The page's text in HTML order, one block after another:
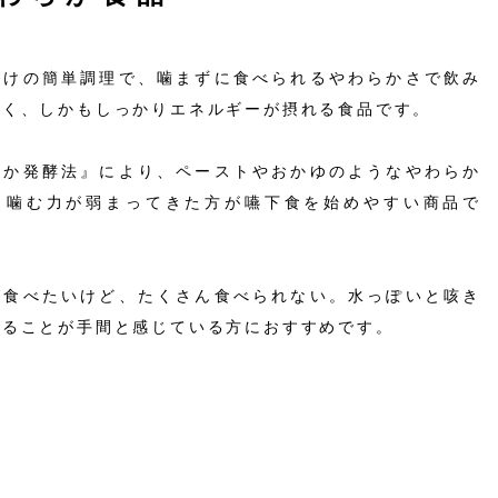
の簡単調理で、噛まずに食べられるやわらかさで飲み
、しかもしっかりエネルギーが摂れる食品です。
か発酵法』により、ペーストやおかゆのようなやわらか
噛む力が弱まってきた方が嚥下食を始めやすい商品で
べたいけど、たくさん食べられない。水っぽいと咳き
ことが手間と感じている方におすすめです。